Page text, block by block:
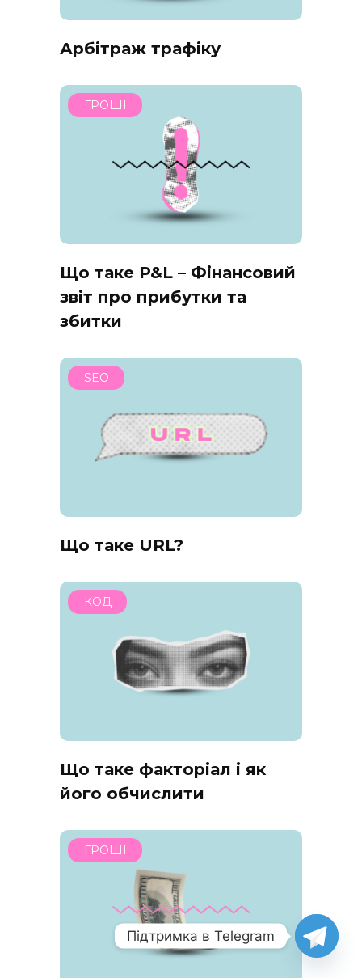
Арбітраж трафіку
ГРОШІ
Що таке P&L – Фінансовий
звіт про прибутки та
збитки
SEO
Що таке URL?
КОД
Що таке факторіал і як
його обчислити
ГРОШІ
Підтримка в Telegram